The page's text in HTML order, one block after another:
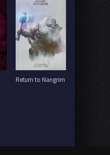
Return to Nangrim